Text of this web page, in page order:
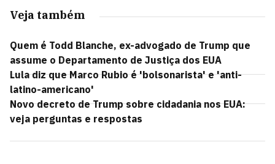
Veja também
Quem é Todd Blanche, ex-advogado de Trump que
assume o Departamento de Justiça dos EUA
Lula diz que Marco Rubio é 'bolsonarista' e 'anti-
latino-americano'
Novo decreto de Trump sobre cidadania nos EUA:
veja perguntas e respostas